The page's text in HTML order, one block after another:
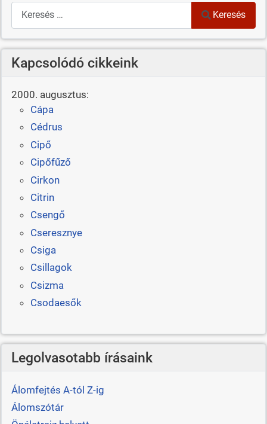
Keresés
Keresés
Kapcsolódó cikkeink
2000. augusztus:
Cápa
Cédrus
Cipő
Cipőfűző
Cirkon
Citrin
Csengő
Cseresznye
Csiga
Csillagok
Csizma
Csodaesők
Legolvasotabb írásaink
Álomfejtés A-tól Z-ig
Álomszótár